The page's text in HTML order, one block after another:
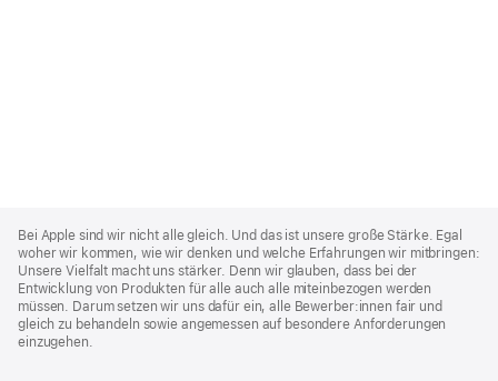
Footer
Bei Apple sind wir nicht alle gleich. Und das ist unsere große Stärke. Egal
woher wir kommen, wie wir denken und welche Erfahrungen wir mitbringen:
Unsere Vielfalt macht uns stärker. Denn wir glauben, dass bei der
Entwicklung von Produkten für alle auch alle miteinbezogen werden
müssen. Darum setzen wir uns dafür ein, alle Bewerber:innen fair und
gleich zu behandeln sowie angemessen auf besondere Anforderungen
einzugehen.